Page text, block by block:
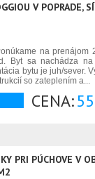
V POPRADE,
na
Byt sa nachádza
bytu je juh/sever.
so zateplením a...
CENA:
PRI PÚCHOVE V